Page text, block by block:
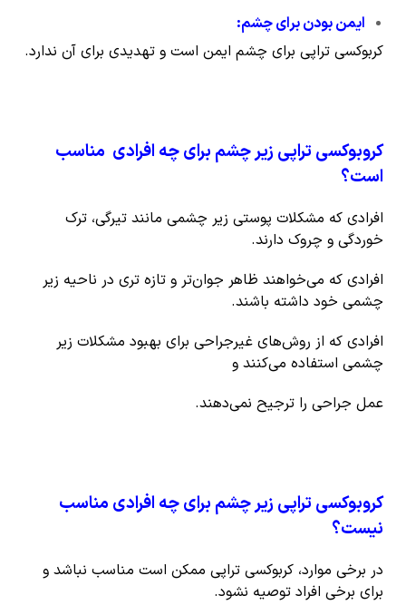
ایمن بودن برای چشم:
کربوکسی تراپی برای چشم ایمن است و تهدیدی برای آن ندارد.
کروبوکسی تراپی زیر چشم برای چه افرادی مناسب
است؟
افرادی که مشکلات پوستی زیر چشمی مانند تیرگی، ترک
خوردگی و چروک دارند.
افرادی که می‌خواهند ظاهر جوان‌تر و تازه تری در ناحیه زیر
چشمی خود داشته باشند.
افرادی که از روش‌های غیرجراحی برای بهبود مشکلات زیر
چشمی استفاده می‌کنند و
عمل جراحی را ترجیح نمی‌دهند.
کروبوکسی تراپی زیر چشم برای چه افرادی مناسب
نیست؟
در برخی موارد، کربوکسی تراپی ممکن است مناسب نباشد و
برای برخی افراد توصیه نشود.